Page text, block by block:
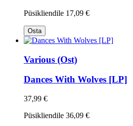
Püsikliendile 17,09 €
Osta
Various (Ost)
Dances With Wolves [LP]
37,99 €
Püsikliendile 36,09 €